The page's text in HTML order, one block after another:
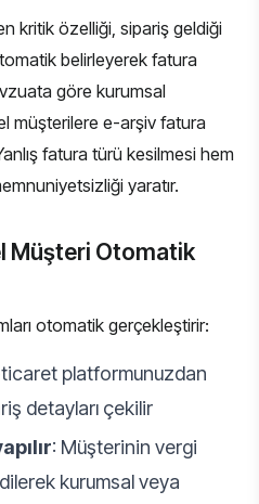
kritik özelliği, sipariş geldiği
belirleyerek fatura
göre kurumsal
müşterilere e-arşiv fatura
fatura türü kesilmesi hem
yaratır.
Müşteri Otomatik
otomatik gerçekleştirir:
platformunuzdan
detayları çekilir
: Müşterinin vergi
kurumsal veya